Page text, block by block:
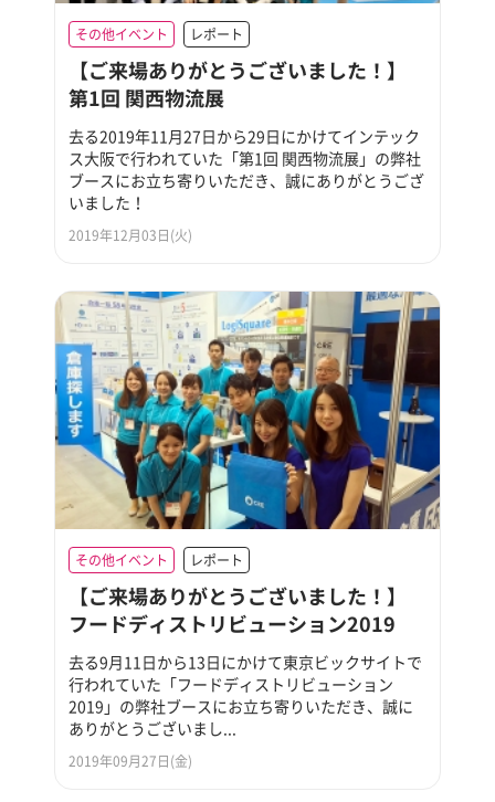
その他イベント レポート
【ご来場ありがとうございました！】
第1回 関西物流展
去る2019年11月27日から29日にかけてインテック
ス大阪で行われていた「第1回 関西物流展」の弊社
ブースにお立ち寄りいただき、誠にありがとうござ
いました！
2019年12月03日(火)
その他イベント レポート
【ご来場ありがとうございました！】
フードディストリビューション2019
去る9月11日から13日にかけて東京ビックサイトで
行われていた「フードディストリビューション
2019」の弊社ブースにお立ち寄りいただき、誠に
ありがとうございまし...
2019年09月27日(金)